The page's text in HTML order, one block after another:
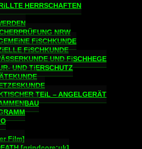
HERRSCHAFTEN
NRW
FiSCHKUNDE
FiSCHKUNDE
UND FiSCHHEGE
UND TiERSCHUTZ
TEiL – ANGELGERÄT
Film]
[grindcore:uk]